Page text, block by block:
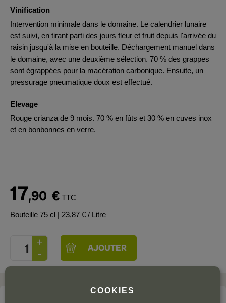
Vinification
Intervention minimale dans le domaine. Le calendrier lunaire
est suivi, en tirant parti des jours fleur et fruit depuis l'arrivée du
raisin jusqu'à la mise en bouteille. Déchargement manuel dans
le domaine, avec une deuxième sélection. 70 % des grappes
sont égrappées pour la macération carbonique. Ensuite, un
pressurage pneumatique doux est effectué.
Elevage
Rouge crianza de 9 mois. 70 % en fûts et 30 % en cuves inox
et en bonbonnes en verre.
17,90 € TTC
Bouteille 75 cl | 23,87 € / Litre
COOKIES